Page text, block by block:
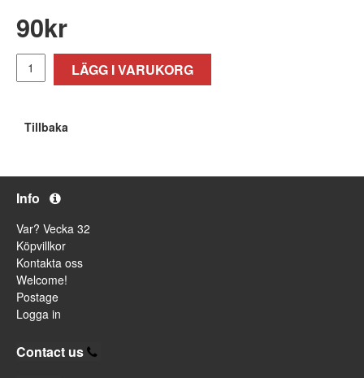
90kr
LÄGG I VARUKORG
Tillbaka
Info
Var? Vecka 32
Köpvillkor
Kontakta oss
Welcome!
Postage
Logga in
Contact us